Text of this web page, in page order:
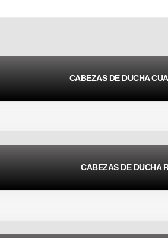
CABEZAS DE DUCHA
CABEZAS DE DUCHA